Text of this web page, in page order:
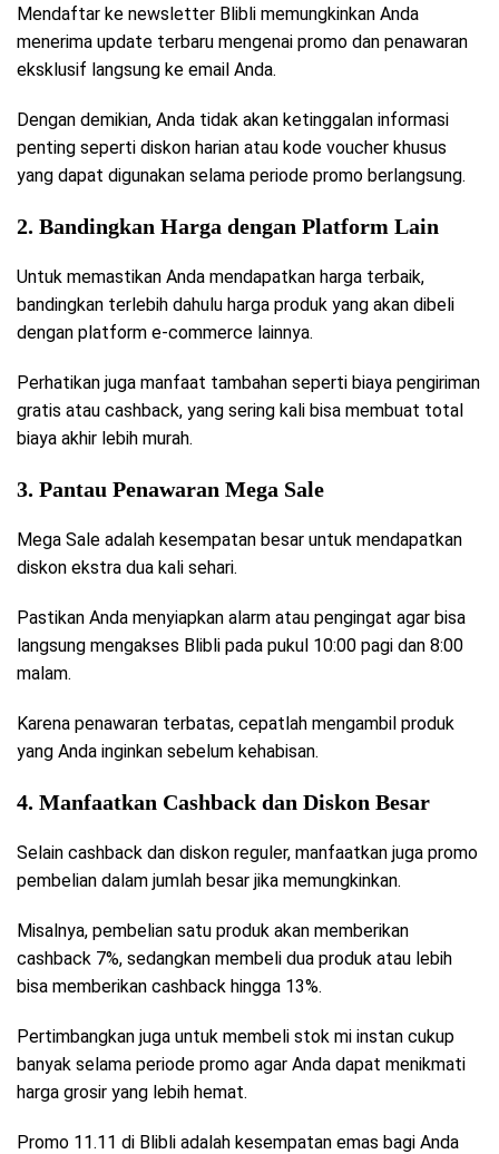
Mendaftar ke newsletter Blibli memungkinkan Anda
menerima update terbaru mengenai promo dan penawaran
eksklusif langsung ke email Anda.
Dengan demikian, Anda tidak akan ketinggalan informasi
penting seperti diskon harian atau kode voucher khusus
yang dapat digunakan selama periode promo berlangsung.
2. Bandingkan Harga dengan Platform Lain
Untuk memastikan Anda mendapatkan harga terbaik,
bandingkan terlebih dahulu harga produk yang akan dibeli
dengan platform e-commerce lainnya.
Perhatikan juga manfaat tambahan seperti biaya pengiriman
gratis atau cashback, yang sering kali bisa membuat total
biaya akhir lebih murah.
3. Pantau Penawaran Mega Sale
Mega Sale adalah kesempatan besar untuk mendapatkan
diskon ekstra dua kali sehari.
Pastikan Anda menyiapkan alarm atau pengingat agar bisa
langsung mengakses Blibli pada pukul 10:00 pagi dan 8:00
malam.
Karena penawaran terbatas, cepatlah mengambil produk
yang Anda inginkan sebelum kehabisan.
4. Manfaatkan Cashback dan Diskon Besar
Selain cashback dan diskon reguler, manfaatkan juga promo
pembelian dalam jumlah besar jika memungkinkan.
Misalnya, pembelian satu produk akan memberikan
cashback 7%, sedangkan membeli dua produk atau lebih
bisa memberikan cashback hingga 13%.
Pertimbangkan juga untuk membeli stok mi instan cukup
banyak selama periode promo agar Anda dapat menikmati
harga grosir yang lebih hemat.
Promo 11.11 di Blibli adalah kesempatan emas bagi Anda